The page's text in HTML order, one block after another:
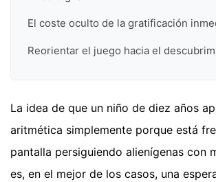
El coste oculto de la gratificación
Reorientar el juego hacia el
La idea de que un niño de diez años
aritmética simplemente porque está
pantalla persiguiendo alienígenas con
es, en el mejor de los casos, una